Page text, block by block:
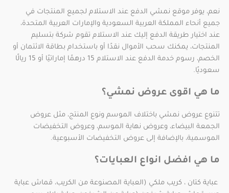
نعم، يوفر موقع نمشي الدفع عند الاستلام لجميع المنتجات في
جميع أنحاء المملكة العربية السعودية والإمارات العربية المتحدة،
عند اختيار طريقة الدفع إليك عند الاستلام تقوم شركة بتسليم
المنتجات، يمكنك سحب الأموال نقدًا أو باستخدام بطاقة الائتمان أو
الخصم، رسوم خدمة الدفع عند الاستلام 15 درهمًا إماراتيًا أو 15 ريالًا
سعوديًا.
ما هي اقوى عروض نمشي؟
تتنوع عروض نمشي باختلاف الموسم ونوع المنتج، مثل عروض
الجمعة البيضاء، وعروض نهاية الموسم، وعروض التخفيضات
الموسمية، بالإضافة إلى عروض التخفيضات الأسبوعية.
ما هي افضل انواع العبايات؟
عباية كتان ، كريب ملكي (العباية المصنوعة من الكريب، قماش عباية